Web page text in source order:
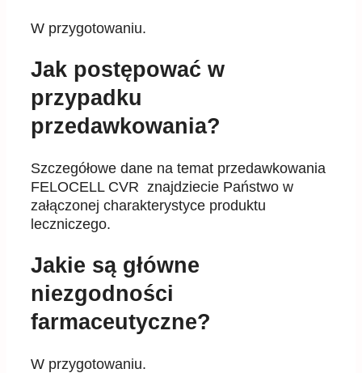
W przygotowaniu.
Jak postępować w
przypadku
przedawkowania?
Szczegółowe dane na temat przedawkowania
FELOCELL CVR znajdziecie Państwo w
załączonej charakterystyce produktu
leczniczego.
Jakie są główne
niezgodności
farmaceutyczne?
W przygotowaniu.